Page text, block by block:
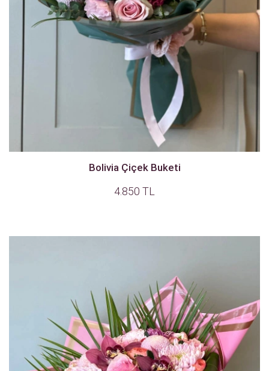
Bolivia Çiçek Buketi
4.850 TL